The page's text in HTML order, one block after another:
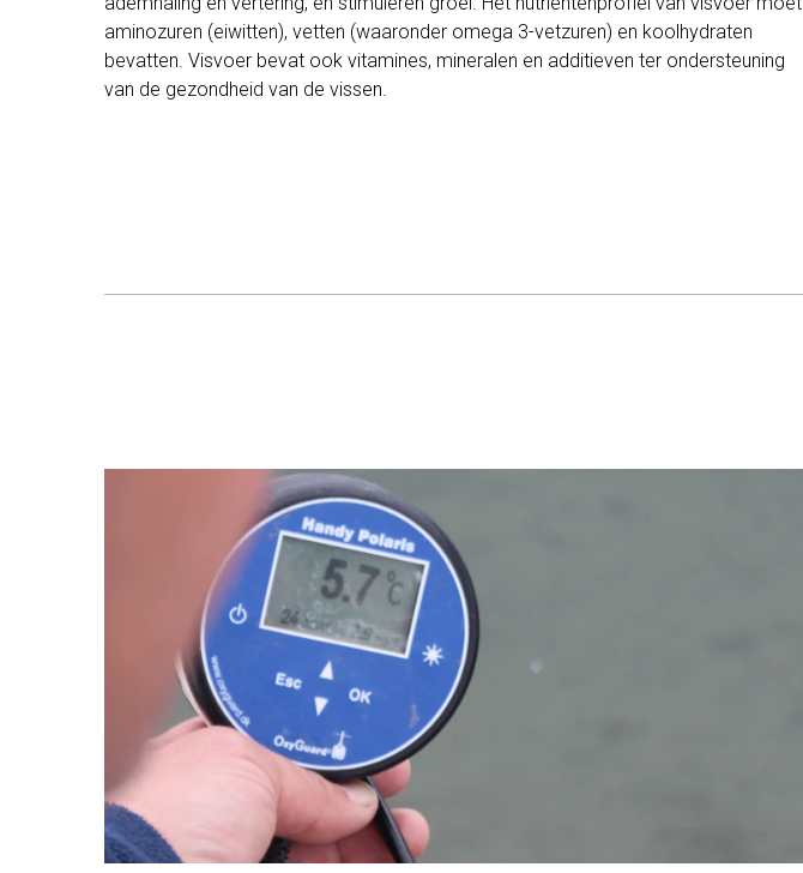
aminozuren (eiwitten), vetten (waaronder omega 3-vetzuren) en koolhydraten
bevatten. Visvoer bevat ook vitamines, mineralen en additieven ter ondersteuning
van de gezondheid van de vissen.